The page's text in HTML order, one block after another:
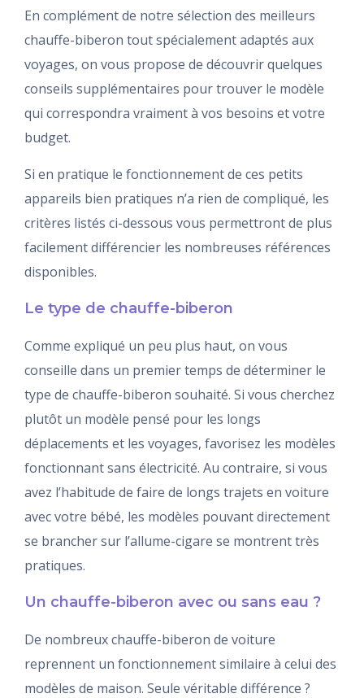
En complément de notre sélection des meilleurs
chauffe-biberon tout spécialement adaptés aux
voyages, on vous propose de découvrir quelques
conseils supplémentaires pour trouver le modèle
qui correspondra vraiment à vos besoins et votre
budget.
Si en pratique le fonctionnement de ces petits
appareils bien pratiques n’a rien de compliqué, les
critères listés ci-dessous vous permettront de plus
facilement différencier les nombreuses références
disponibles.
Le type de chauffe-biberon
Comme expliqué un peu plus haut, on vous
conseille dans un premier temps de déterminer le
type de chauffe-biberon souhaité. Si vous cherchez
plutôt un modèle pensé pour les longs
déplacements et les voyages, favorisez les modèles
fonctionnant sans électricité. Au contraire, si vous
avez l’habitude de faire de longs trajets en voiture
avec votre bébé, les modèles pouvant directement
se brancher sur l’allume-cigare se montrent très
pratiques.
Un chauffe-biberon avec ou sans eau ?
De nombreux chauffe-biberon de voiture
reprennent un fonctionnement similaire à celui des
modèles de maison. Seule véritable différence ?